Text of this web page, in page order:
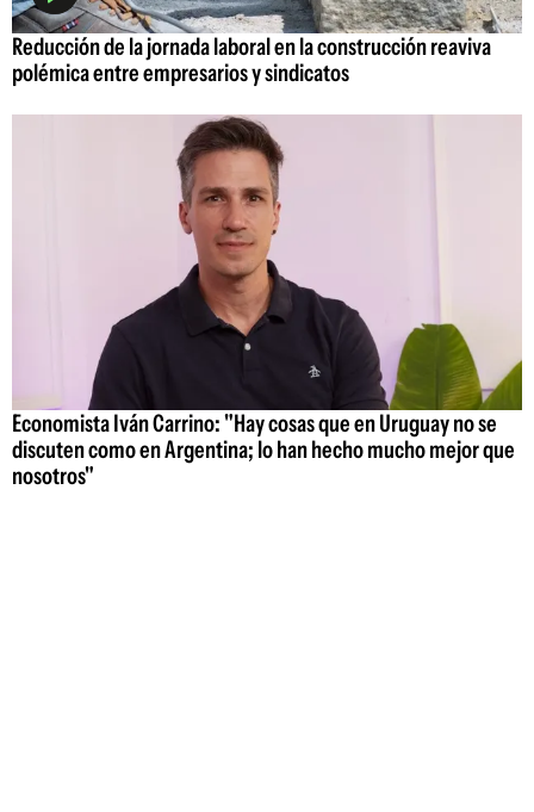
Reducción de la jornada laboral en la construcción reaviva
polémica entre empresarios y sindicatos
Economista Iván Carrino: "Hay cosas que en Uruguay no se
discuten como en Argentina; lo han hecho mucho mejor que
nosotros"